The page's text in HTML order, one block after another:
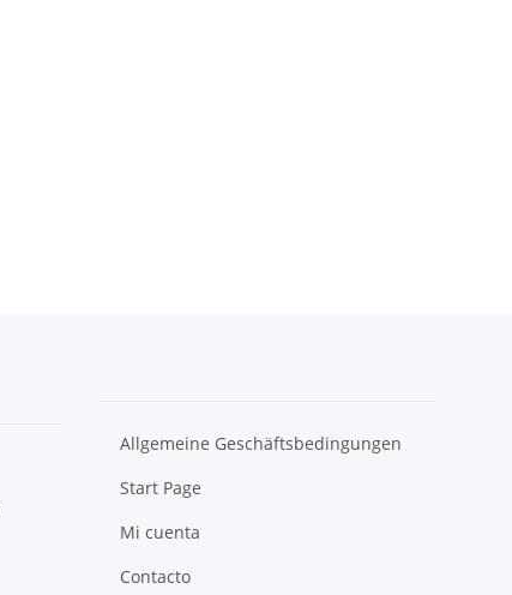
Allgemeine Geschäftsbedingungen
Start Page
Mi cuenta
Contacto